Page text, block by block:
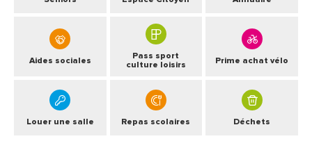
Aides sociales
Pass sport
culture loisirs
Prime achat vélo
Louer une salle Repas scolaires Déchets